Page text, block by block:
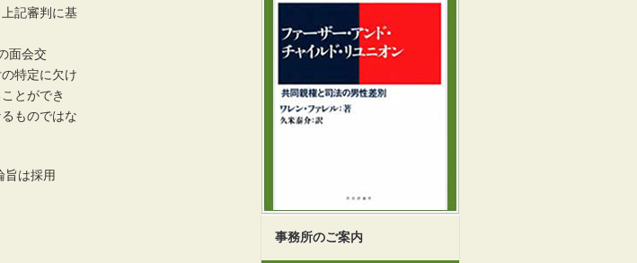
記審判に基
面会交
特定に欠け
とができ
ものではな
旨は採用
事務所のご案内